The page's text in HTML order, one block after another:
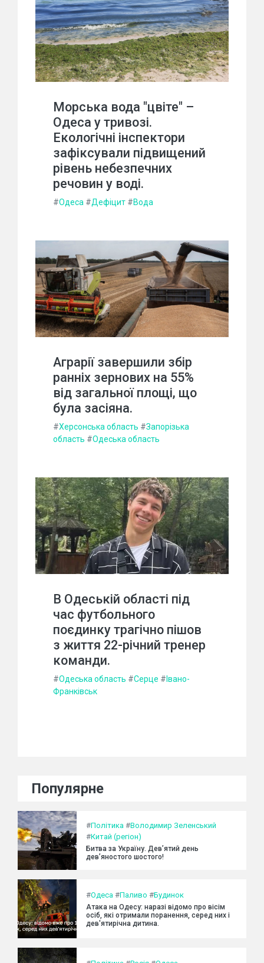
Морська вода "цвіте" –
Одеса у тривозі.
Екологічні інспектори
зафіксували підвищений
рівень небезпечних
речовин у воді.
#Одеса #Дефіцит #Вода
Аграрії завершили збір
ранніх зернових на 55%
від загальної площі, що
була засіяна.
#Херсонська область #Запорізька
область #Одеська область
В Одеській області під
час футбольного
поєдинку трагічно пішов
з життя 22-річний тренер
команди.
#Одеська область #Серце #Івано-
Франківськ
Популярне
#Політика #Володимир Зеленський
#Китай (регіон)
Битва за Україну. Дев’ятий день
дев’яностого шостого!
#Одеса #Паливо #Будинок
Атака на Одесу: наразі відомо про вісім
осіб, які отримали поранення, серед них і
дев'ятирічна дитина.